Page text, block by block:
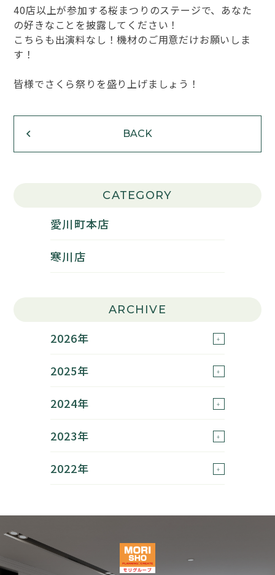
40店以上が参加する桜まつりのステージで、あなた
の好きなことを披露してください！
こちらも出演料なし！機材のご用意だけお願いしま
す！
皆様でさくら祭りを盛り上げましょう！
BACK
CATEGORY
愛川町本店
寒川店
ARCHIVE
2026年
2025年
2024年
2023年
2022年